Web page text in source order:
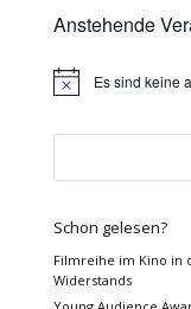
Anstehende
HinweisEs sind keine
Schon gelesen?
Filmreihe im Kino in
Widerstands